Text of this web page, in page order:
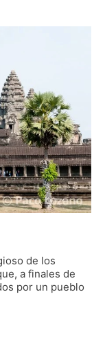
de los
a finales de
por un pueblo